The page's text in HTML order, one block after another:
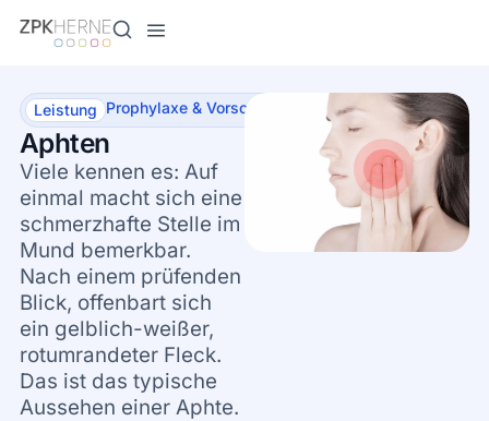
springen
Leistung Prophylaxe & Vorsorge
Aphten
Viele kennen es: Auf
einmal macht sich eine
schmerzhafte Stelle im
Mund bemerkbar.
Nach einem prüfenden
Blick, offenbart sich
ein gelblich-weißer,
rotumrandeter Fleck.
Das ist das typische
Aussehen einer Aphte.